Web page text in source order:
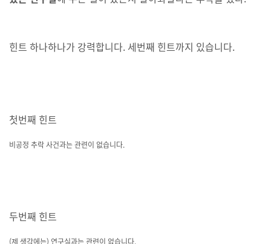
힌트 하나하나가 강력합니다. 세번째 힌트까지 있습니다.
첫번째 힌트
비공정 추락 사건과는 관련이 없습니다.
두번째 힌트
(제 생각에는) 연구실과는 관련이 없습니다.